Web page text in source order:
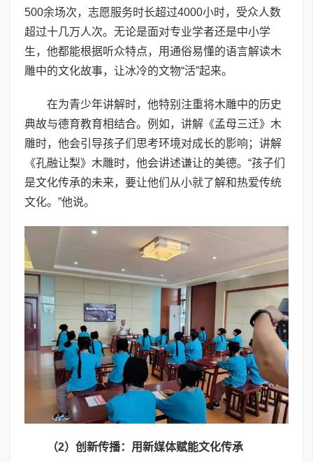
500余场次，志愿服务时长超过4000小时，受众人数
超过十几万人次。无论是面对专业学者还是中小学
生，他都能根据听众特点，用通俗易懂的语言解读木
雕中的文化故事，让冰冷的文物“活”起来。
在为青少年讲解时，他特别注重将木雕中的历史
典故与德育教育相结合。例如，讲解《孟母三迁》木
雕时，他会引导孩子们思考环境对成长的影响；讲解
《孔融让梨》木雕时，他会讲述谦让的美德。“孩子们
是文化传承的未来，要让他们从小就了解和热爱传统
文化。”他说。
（2）创新传播：用新媒体赋能文化传承